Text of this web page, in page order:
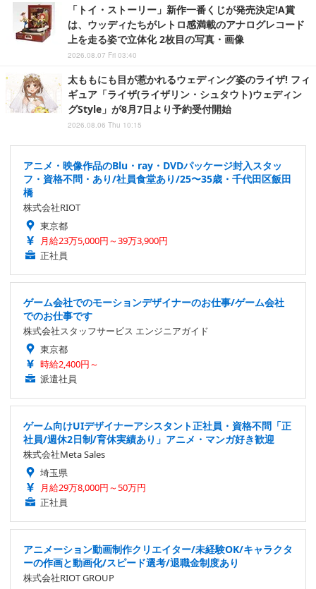
「トイ・ストーリー」新作一番くじが発売決定!A賞
は、ウッディたちがレトロ感満載のアナログレコード
上を走る姿で立体化 2枚目の写真・画像
2026.08.07 Fri 03:40
太ももにも目が惹かれるウェディング姿のライザ! フィ
ギュア「ライザ(ライザリン・シュタウト)ウェディン
グStyle」が8月7日より予約受付開始
2026.08.06 Thu 10:15
アニメ・映像作品のBlu・ray・DVDパッケージ封入スタッ
フ・資格不問・あり/社員食堂あり/25〜35歳・千代田区飯田
橋
株式会社RIOT
東京都
月給23万5,000円～39万3,900円
正社員
ゲーム会社でのモーションデザイナーのお仕事/ゲーム会社
でのお仕事です
株式会社スタッフサービス エンジニアガイド
東京都
時給2,400円～
派遣社員
ゲーム向けUIデザイナーアシスタント正社員・資格不問「正
社員/週休2日制/育休実績あり」アニメ・マンガ好き歓迎
株式会社Meta Sales
埼玉県
月給29万8,000円～50万円
正社員
アニメーション動画制作クリエイター/未経験OK/キャラクタ
ーの作画と動画化/スピード選考/退職金制度あり
株式会社RIOT GROUP